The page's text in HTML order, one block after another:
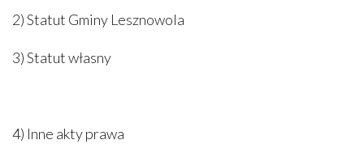
2) Statut Gminy Lesznowola
3) Statut własny
4) Inne akty prawa